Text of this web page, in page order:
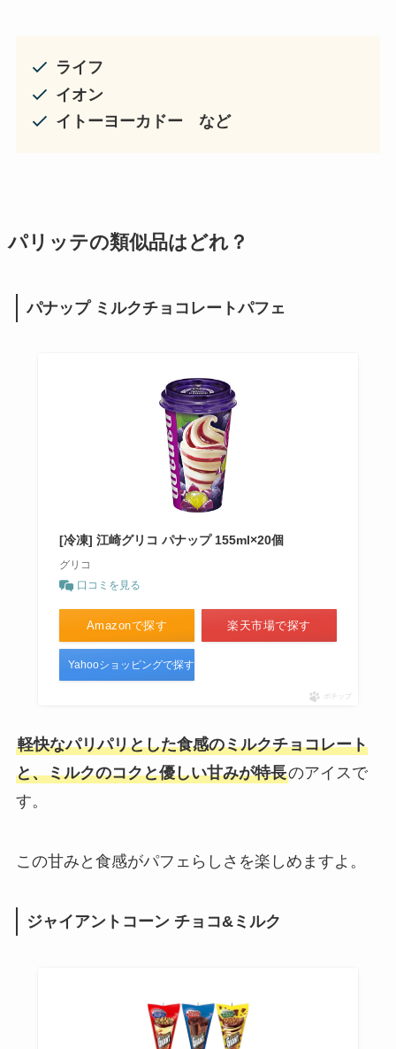
ライフ
イオン
イトーヨーカドー など
パリッテの類似品はどれ？
パナップ ミルクチョコレートパフェ
[冷凍] 江崎グリコ パナップ 155ml×20個
グリコ
口コミを見る
Amazonで探す 楽天市場で探す
Yahooショッピングで探す
ポチップ
軽快なパリパリとした食感のミルクチョコレート
と、ミルクのコクと優しい甘みが特長のアイスで
す。
この甘みと食感がパフェらしさを楽しめますよ。
ジャイアントコーン チョコ&ミルク